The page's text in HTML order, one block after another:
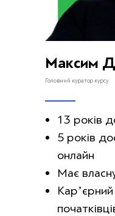
Максим
Головний куратор курсу
13 років
5 років
онлайн
Має